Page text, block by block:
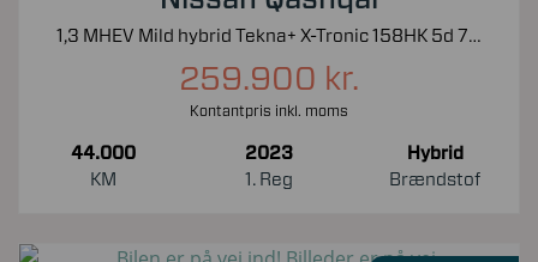
1,3 MHEV Mild hybrid Tekna+ X-Tronic 158HK 5d 7g Aut.
259.900 kr.
Kontantpris inkl. moms
44.000
KM
2023
1. Reg
Hybrid
Brændstof